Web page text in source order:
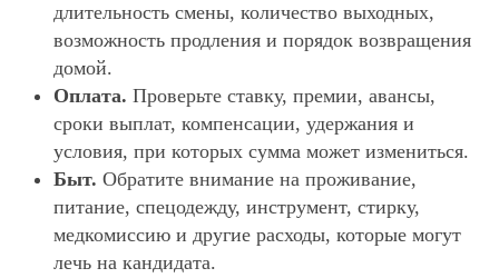
длительность смены, количество выходных,
возможность продления и порядок возвращения
домой.
Оплата. Проверьте ставку, премии, авансы,
сроки выплат, компенсации, удержания и
условия, при которых сумма может измениться.
Быт. Обратите внимание на проживание,
питание, спецодежду, инструмент, стирку,
медкомиссию и другие расходы, которые могут
лечь на кандидата.